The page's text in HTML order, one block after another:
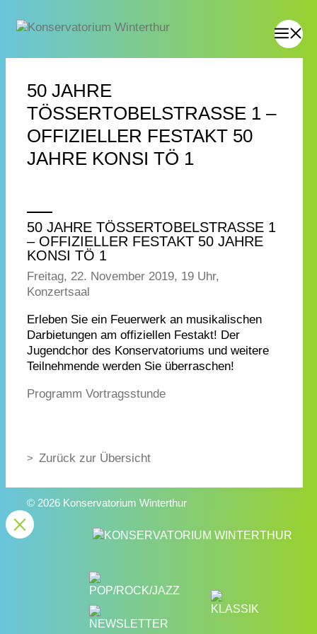
50 JAHRE
TÖSSERTOBELSTRASSE 1 –
OFFIZIELLER FESTAKT 50
JAHRE KONSI TÖ 1
50 JAHRE TÖSSERTOBELSTRASSE 1
– OFFIZIELLER FESTAKT 50 JAHRE
KONSI TÖ 1
Freitag, 22. November 2019, 19 Uhr,
Konzertsaal
Erleben Sie ein Feuerwerk an musikalischen
Darbietungen am offiziellen Festakt! Der
Jugendchor des Konservatoriums und weitere
Teilnehmende werden Sie überraschen!
Programm Vortragsstunde
Zurück zur Übersicht
© 2026 Konservatorium Winterthur